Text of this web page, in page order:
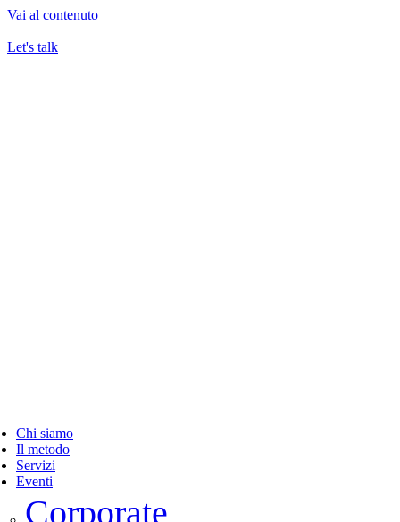
Vai al contenuto
Let's talk
Chi siamo
Il metodo
Servizi
Eventi
Corporate